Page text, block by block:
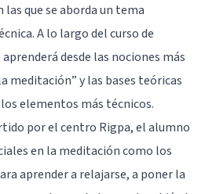
las que se aborda un tema
A lo largo del curso de
desde las nociones más
meditación” y las bases teóricas
elementos más técnicos.
por el centro Rigpa, el alumno
en la meditación como los
aprender a relajarse, a poner la